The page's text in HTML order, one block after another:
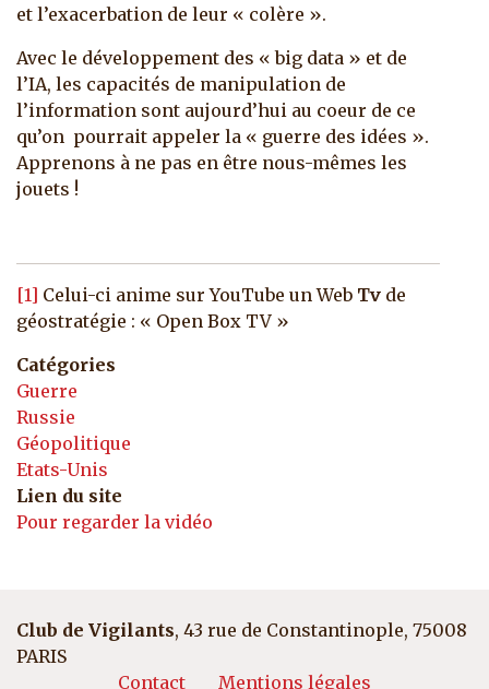
et l’exacerbation de leur « colère ».
Avec le développement des « big data » et de
l’IA, les capacités de manipulation de
l’information sont aujourd’hui au coeur de ce
qu’on pourrait appeler la « guerre des idées ».
Apprenons à ne pas en être nous-mêmes les
jouets !
[1] Celui-ci anime sur YouTube un Web Tv de
géostratégie : « Open Box TV »
Catégories
Guerre
Russie
Géopolitique
Etats-Unis
Lien du site
Pour regarder la vidéo
Club de Vigilants, 43 rue de Constantinople, 75008
PARIS
Contact Mentions légales